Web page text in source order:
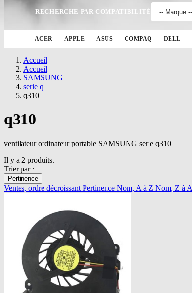
RECHERCHE PAR COMPATIBILITÉ
ACER APPLE ASUS COMPAQ DELL
Accueil
Accueil
SAMSUNG
serie q
q310
q310
ventilateur ordinateur portable SAMSUNG serie q310
Il y a 2 produits.
Trier par :
Pertinence
Ventes, ordre décroissant Pertinence Nom, A à Z Nom, Z à A